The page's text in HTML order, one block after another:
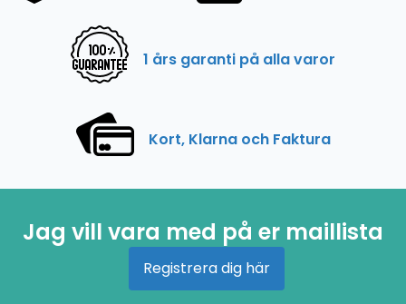
1 års garanti på alla varor
Kort, Klarna och Faktura
Jag vill vara med på er maillista
Registrera dig här